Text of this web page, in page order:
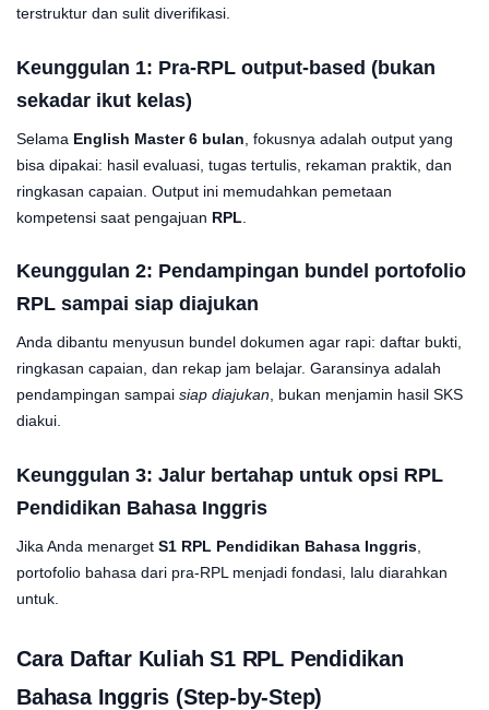
terstruktur dan sulit diverifikasi.
Keunggulan 1: Pra-RPL output-based (bukan
sekadar ikut kelas)
Selama English Master 6 bulan , fokusnya adalah output yang
bisa dipakai: hasil evaluasi, tugas tertulis, rekaman praktik, dan
ringkasan capaian. Output ini memudahkan pemetaan
kompetensi saat pengajuan RPL
Keunggulan 2: Pendampingan bundel portofolio
RPL sampai siap diajukan
Anda dibantu menyusun bundel dokumen agar rapi: daftar bukti,
ringkasan capaian, dan rekap jam belajar. Garansinya adalah
pendampingan sampai siap diajukan, bukan menjamin hasil SKS
diakui.
Keunggulan 3: Jalur bertahap untuk opsi RPL
Pendidikan Bahasa Inggris
Jika Anda menarget S1 RPL Pendidikan Bahasa Inggris
portofolio bahasa dari pra-RPL menjadi fondasi, lalu diarahkan
untuk.
Cara Daftar Kuliah S1 RPL Pendidikan
Bahasa Inggris (Step-by-Step)